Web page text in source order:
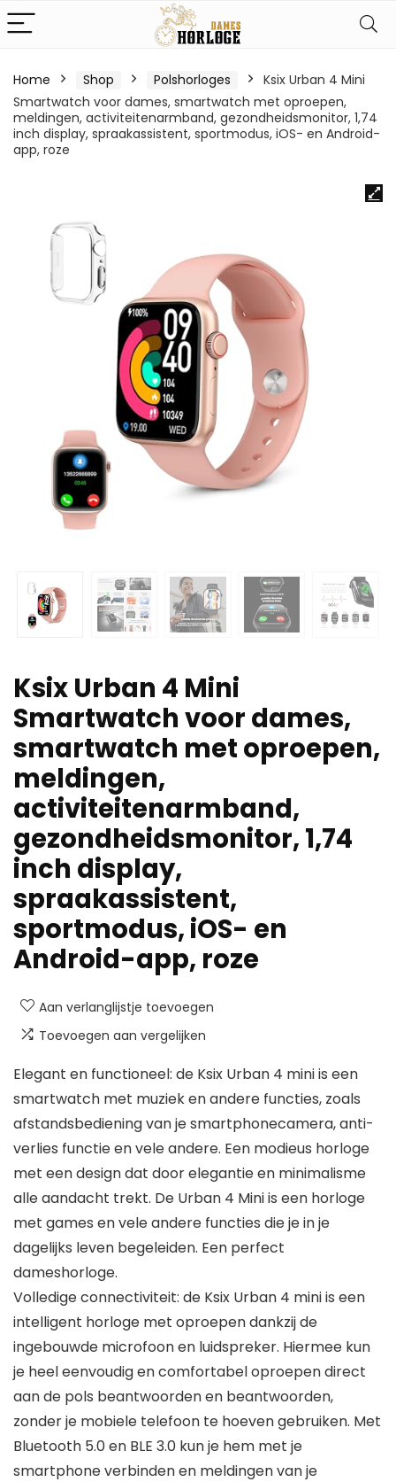
Home Shop Polshorloges
Ksix Urban 4 Mini
Smartwatch voor dames, smartwatch met oproepen,
meldingen, activiteitenarmband, gezondheidsmonitor, 1,74
inch display, spraakassistent, sportmodus, iOS- en Android-
app, roze
Ksix Urban 4 Mini
Smartwatch voor dames,
smartwatch met oproepen,
meldingen,
activiteitenarmband,
gezondheidsmonitor, 1,74
inch display,
spraakassistent,
sportmodus, iOS- en
Android-app, roze
Aan verlanglijstje toevoegen
Toevoegen aan vergelijken
Elegant en functioneel: de Ksix Urban 4 mini is een
smartwatch met muziek en andere functies, zoals
afstandsbediening van je smartphonecamera, anti-
verlies functie en vele andere. Een modieus horloge
met een design dat door elegantie en minimalisme
alle aandacht trekt. De Urban 4 Mini is een horloge
met games en vele andere functies die je in je
dagelijks leven begeleiden. Een perfect
dameshorloge.
Volledige connectiviteit: de Ksix Urban 4 mini is een
intelligent horloge met oproepen dankzij de
ingebouwde microfoon en luidspreker. Hiermee kun
je heel eenvoudig en comfortabel oproepen direct
aan de pols beantwoorden en beantwoorden,
zonder je mobiele telefoon te hoeven gebruiken. Met
Bluetooth 5.0 en BLE 3.0 kun je hem met je
smartphone verbinden en meldingen van je